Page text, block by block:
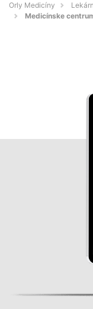
Orly Medicíny
Medicínske